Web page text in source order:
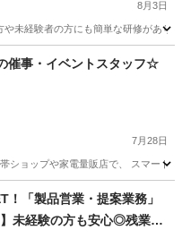
8月3日
未経験者の方にも簡単な研修があ
フ 事・イベントスタッフ☆
7月28日
ショップや家電量販店で、 スマー
！「製品営業・提案業務」
】未経験の方も安心◎残業ほ
1650円！